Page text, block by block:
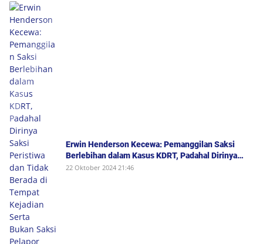
Erwin Henderson Kecewa: Pemanggilan Saksi
Berlebihan dalam Kasus KDRT, Padahal Dirinya
Saksi Peristiwa dan Tidak Berada di Tempat
22 Oktober 2024 21:46